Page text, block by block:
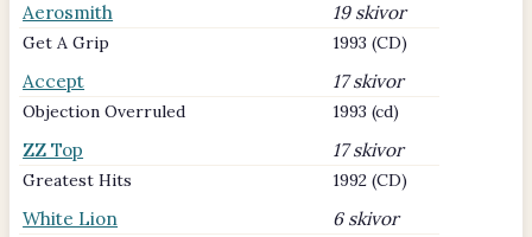
Aerosmith 19 skivor
Get A Grip 1993 (CD)
Accept 17 skivor
Objection Overruled 1993 (cd)
ZZ Top 17 skivor
Greatest Hits 1992 (CD)
White Lion 6 skivor